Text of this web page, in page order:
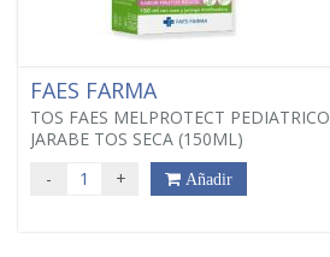
FAES FARMA
TOS FAES MELPROTECT PEDIATRICO
JARABE TOS SECA (150ML)
- + Añadir